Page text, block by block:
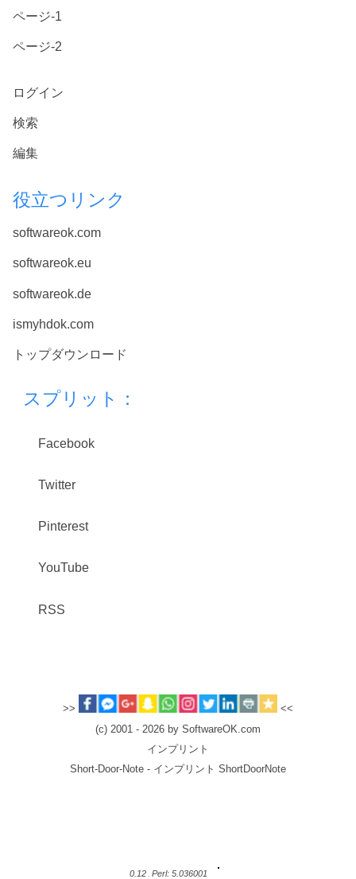
ページ-1
ページ-2
ログイン
検索
編集
役立つリンク
softwareok.com
softwareok.eu
softwareok.de
ismyhdok.com
トップダウンロード
スプリット：
Facebook
Twitter
Pinterest
YouTube
RSS
>>
<<
(c) 2001 - 2026 by SoftwareOK.com
インプリント
Short-Door-Note - インプリント ShortDoorNote
0.12 Perl: 5.036001